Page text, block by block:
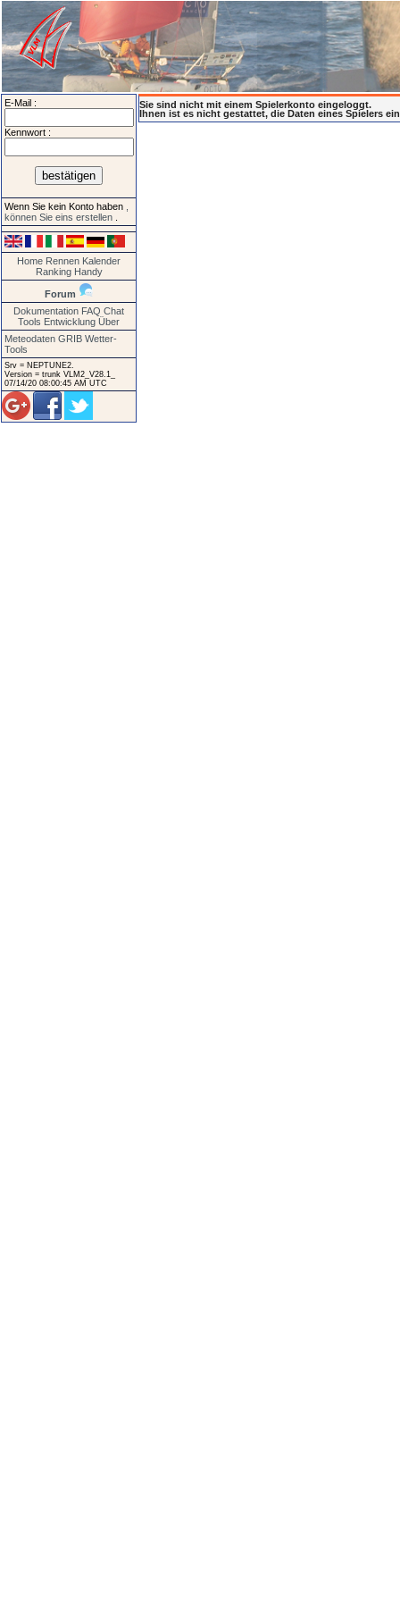
E-Mail :
Kennwort :
Wenn Sie kein Konto haben
können Sie eins erstellen
Home Rennen Kalender
Ranking Handy
Forum
Dokumentation FAQ Chat
Tools Entwicklung Über
Meteodaten GRIB Wetter-
Tools
Srv = NEPTUNE2.
Version = trunk VLM2_V28.1_
07/14/20 08:00:45 AM UTC
Sie sind nicht mit einem Spielerkonto eingeloggt.
Ihnen ist es nicht gestattet, die Daten eines Spielers